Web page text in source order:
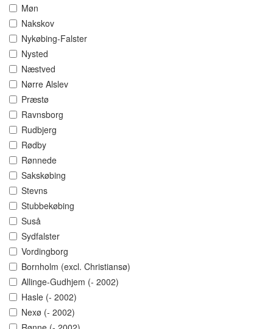
Møn
Nakskov
Nykøbing-Falster
Nysted
Næstved
Nørre Alslev
Præstø
Ravnsborg
Rudbjerg
Rødby
Rønnede
Sakskøbing
Stevns
Stubbekøbing
Suså
Sydfalster
Vordingborg
Bornholm (excl. Christiansø)
Allinge-Gudhjem (- 2002)
Hasle (- 2002)
Nexø (- 2002)